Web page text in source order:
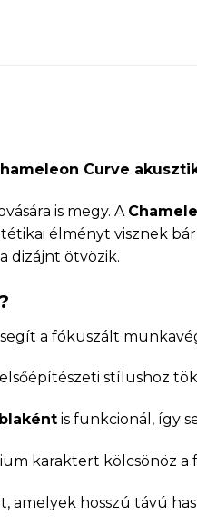
Curve
is megy. A
élményt visznek
dizájnt ötvözik.
a fókuszált
stílushoz
is funkcionál, így
karaktert kölcsönöz a
amelyek hosszú távú